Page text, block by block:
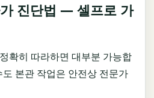
진단법 — 셀프로 가
확히 따라하면 대부분 가능합
도 본관 작업은 안전상 전문가